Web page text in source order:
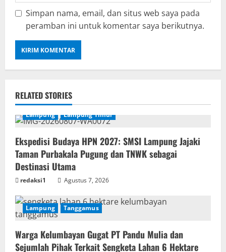
Simpan nama, email, dan situs web saya pada
peramban ini untuk komentar saya berikutnya.
RELATED STORIES
Lampung Lampung Timur
Ekspedisi Budaya HPN 2027: SMSI Lampung Jajaki
Taman Purbakala Pugung dan TNWK sebagai
Destinasi Utama
redaksi1 Agustus 7, 2026
Lampung Tanggamus
Warga Kelumbayan Gugat PT Pandu Mulia dan
Sejumlah Pihak Terkait Sengketa Lahan 6 Hektare